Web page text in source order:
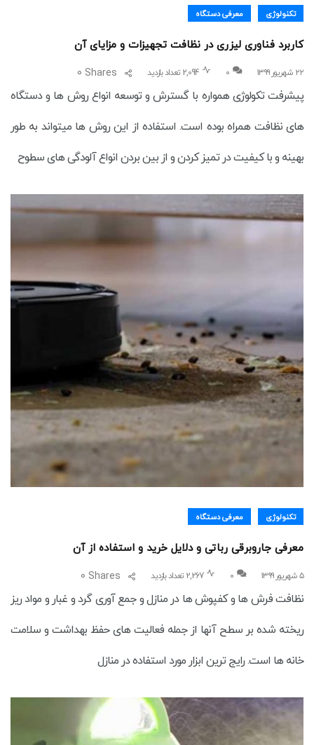
تکنولوژی معرفی دستگاه
کاربرد فناوری لیزری در نظافت تجهیزات و مزایای آن
۲۲ شهریور ۱۳۹۹ 0 2,094 تعداد بازدید Shares
0
پیشرفت تکولوژی همواره با گسترش و توسعه انواع روش ها و دستگاه
های نظافت همراه بوده است. استفاده از این روش ها میتواند به طور
بهینه و با کیفیت در تمیز کردن و از بین بردن انواع آلودگی های سطوح
تکنولوژی معرفی دستگاه
معرفی جاروبرقی رباتی و دلایل خرید و استفاده از آن
۵ شهریور ۱۳۹۹ 0 2,267 تعداد بازدید Shares
0
نظافت فرش ها و کفپوش ها در منازل و جمع آوری گرد و غبار و مواد ریز
ریخته شده بر سطح آنها از جمله فعالیت های حفظ بهداشت و سلامت
خانه ها است. رایج ترین ابزار مورد استفاده در منازل